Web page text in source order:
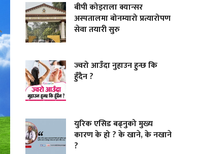
बीपी कोइराला क्यान्सर
अस्पतालमा बोनम्यारो प्रत्यारोपण
सेवा तयारी सुरु
ज्वरो आउँदा नुहाउन हुन्छ कि
हुँदैन ?
युरिक एसिड बढ्नुको मुख्य
कारण के हो ? के खाने, के नखाने
?